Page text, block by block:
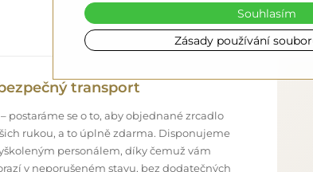
transport
postaráme se o to, aby objednané zrcadlo
rukou, a to úplně zdarma. Disponujeme
personálem, díky čemuž vám
v neporušeném stavu, bez dodatečných
Zásady používání
Souhlasím